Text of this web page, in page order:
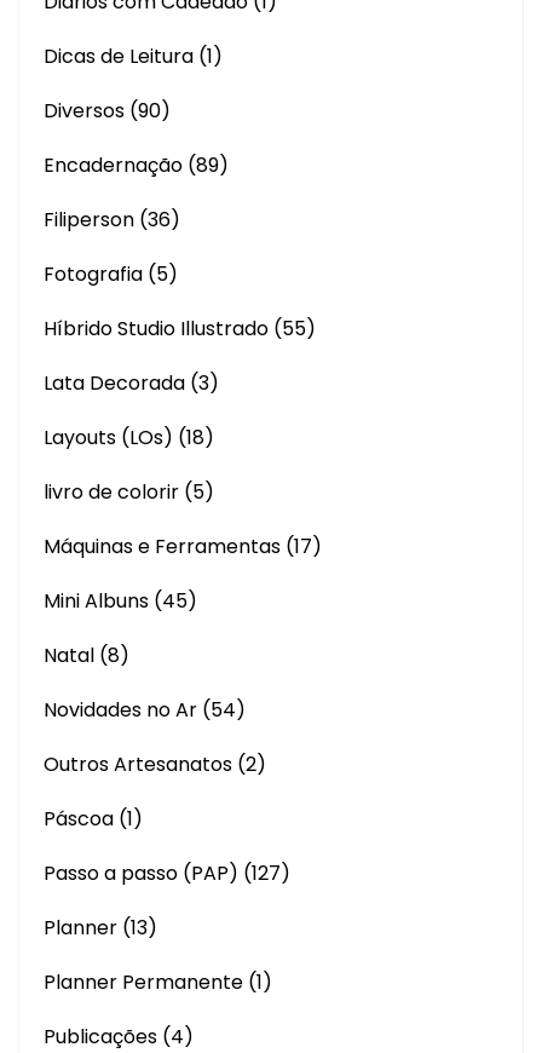
Dicas de Leitura (1)
Diversos (90)
Encadernação (89)
Filiperson (36)
Fotografia (5)
Híbrido Studio Illustrado (55)
Lata Decorada (3)
Layouts (LOs) (18)
livro de colorir (5)
Máquinas e Ferramentas (17)
Mini Albuns (45)
Natal (8)
Novidades no Ar (54)
Outros Artesanatos (2)
Páscoa (1)
Passo a passo (PAP) (127)
Planner (13)
Planner Permanente (1)
Publicações (4)